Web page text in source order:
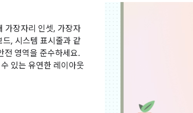
가장자리 인셋, 가장자
, 시스템 표시줄과 같
전 영역을 준수하세요.
있는 유연한 레이아웃